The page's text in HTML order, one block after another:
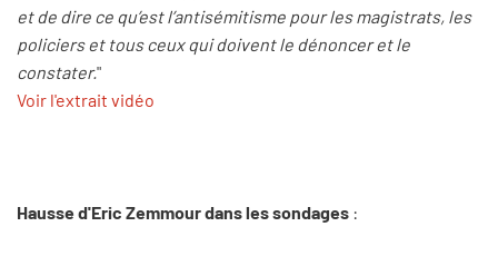
et de dire ce qu’est l’antisémitisme pour les magistrats, les
policiers et tous ceux qui doivent le dénoncer et le
constater."
Voir l'extrait vidéo
Hausse d'Eric Zemmour dans les sondages :